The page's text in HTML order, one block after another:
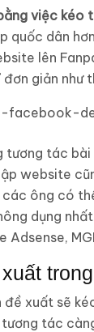
việc kéo
quốc dân
lên
giản như
tương tác bài
website
các ông có
dụng
Adsense,
đề xuất sẽ
tác